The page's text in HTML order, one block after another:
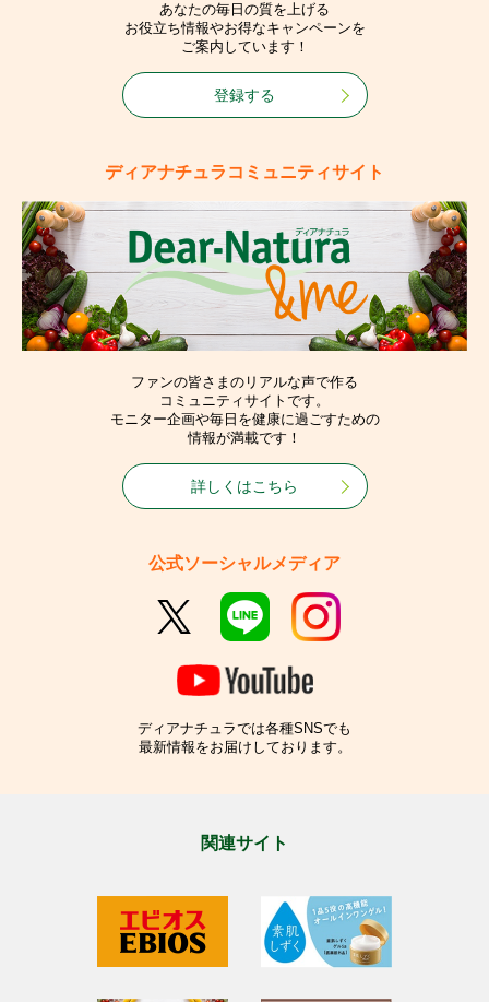
あなたの毎日の質を上げる
お役立ち情報やお得なキャンペーンを
ご案内しています！
登録する
ディアナチュラコミュニティサイト
ファンの皆さまのリアルな声で作る
コミュニティサイトです。
モニター企画や毎日を健康に過ごすための
情報が満載です！
詳しくはこちら
公式ソーシャルメディア
ディアナチュラでは各種SNSでも
最新情報をお届けしております。
関連サイト